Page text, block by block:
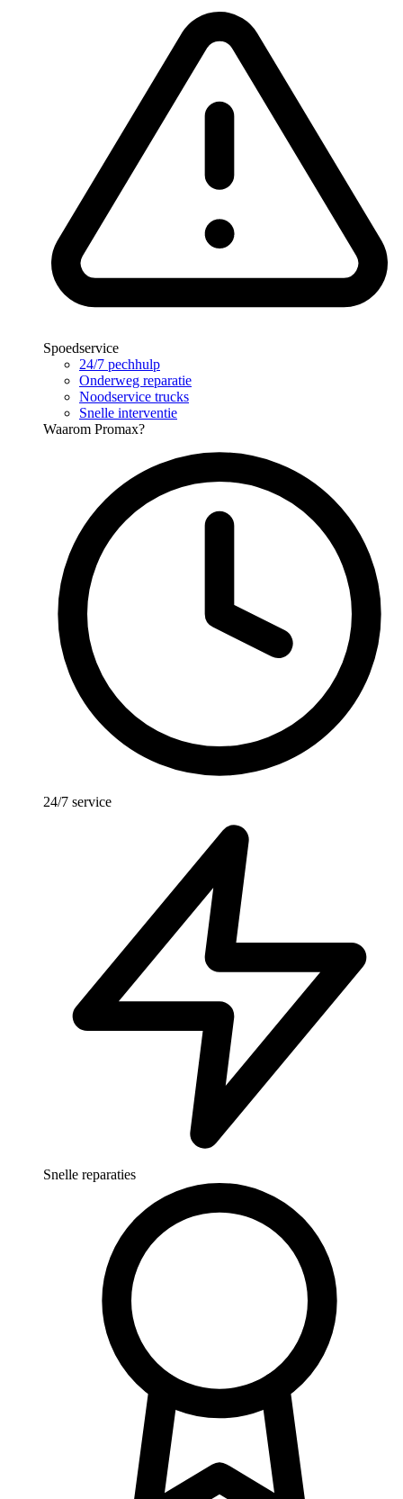
Spoedservice
24/7 pechhulp
Onderweg reparatie
Noodservice trucks
Snelle interventie
Waarom Promax?
24/7 service
Snelle reparaties